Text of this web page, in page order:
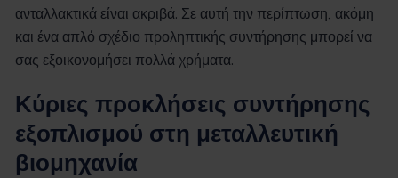
ανταλλακτικά είναι ακριβά. Σε αυτή την περίπτωση, ακόμη
και ένα απλό σχέδιο προληπτικής συντήρησης μπορεί να
σας εξοικονομήσει πολλά χρήματα.
Κύριες προκλήσεις συντήρησης
εξοπλισμού στη μεταλλευτική
βιομηχανία